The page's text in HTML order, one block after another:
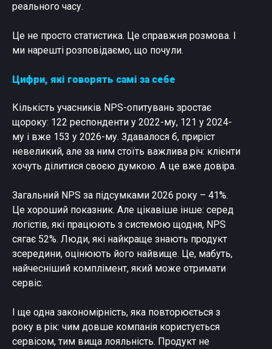
реального часу.
Це не просто статистика. Це справжня розмова. І
ми нарешті розповідаємо, що почули.
Цифри, які говорять самі за себе
Кількість учасників NPS-опитувань зростає
щороку: 122 респонденти у 2022-му, 121 у 2024-
му і вже 153 у 2026-му. Здавалося б, приріст
невеликий, але за ним стоїть важлива річ: клієнти
хочуть ділитися своєю думкою. А це вже довіра.
Загальний NPS за підсумками 2026 року – 41%.
Це хороший показник. Але цікавіше інше: серед
логістів, які працюють з системою щодня, NPS
сягає 52%. Люди, які найкраще знають продукт
зсередини, оцінюють його найвище. Це, мабуть,
найчесніший комплімент, який може отримати
сервіс.
І ще одна закономірність, яка повторюється з
року в рік: чим довше компанія користується
сервісом, тим вища лояльність. Продукт не